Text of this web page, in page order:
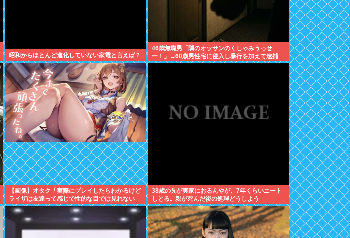
昭和からほとんど進化していない家電と言えば？
46歳無職男「隣のオッサンのくしゃみうっせ
ー！」→60歳男性宅に侵入し暴行を加えて逮捕
【画像】オタク「実際にプレイしたらわかるけど
ライザは友達って感じで性的な目では見れない
w」←これ
38歳の兄が実家におるんやが、7年くらいニート
しとる。親が死んだ後の処理どうしよう